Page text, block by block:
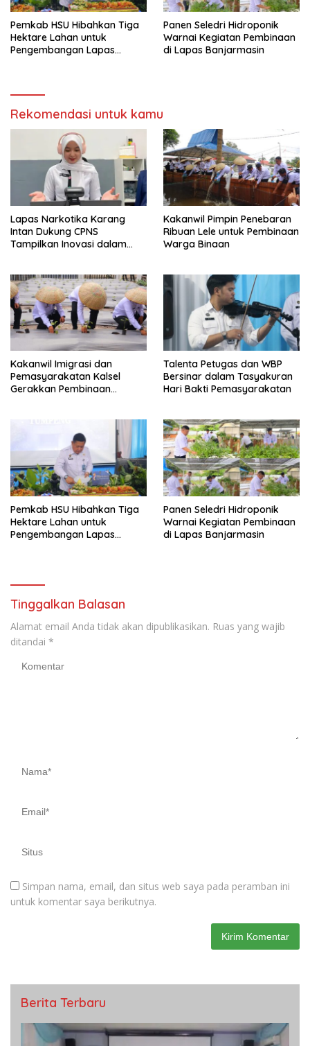
Pemkab HSU Hibahkan Tiga
Hektare Lahan untuk
Pengembangan Lapas
Panen Seledri Hidroponik
Warnai Kegiatan Pembinaan
di Lapas Banjarmasin
Rekomendasi untuk kamu
Lapas Narkotika Karang
Intan Dukung CPNS
Tampilkan Inovasi dalam
Kakanwil Pimpin Penebaran
Ribuan Lele untuk Pembinaan
Warga Binaan
Kakanwil Imigrasi dan
Pemasyarakatan Kalsel
Gerakkan Pembinaan
Talenta Petugas dan WBP
Bersinar dalam Tasyakuran
Hari Bakti Pemasyarakatan
Pemkab HSU Hibahkan Tiga
Hektare Lahan untuk
Pengembangan Lapas
Panen Seledri Hidroponik
Warnai Kegiatan Pembinaan
di Lapas Banjarmasin
Tinggalkan Balasan
Alamat email Anda tidak akan dipublikasikan. Ruas yang wajib
ditandai *
Simpan nama, email, dan situs web saya pada peramban ini
untuk komentar saya berikutnya.
Berita Terbaru